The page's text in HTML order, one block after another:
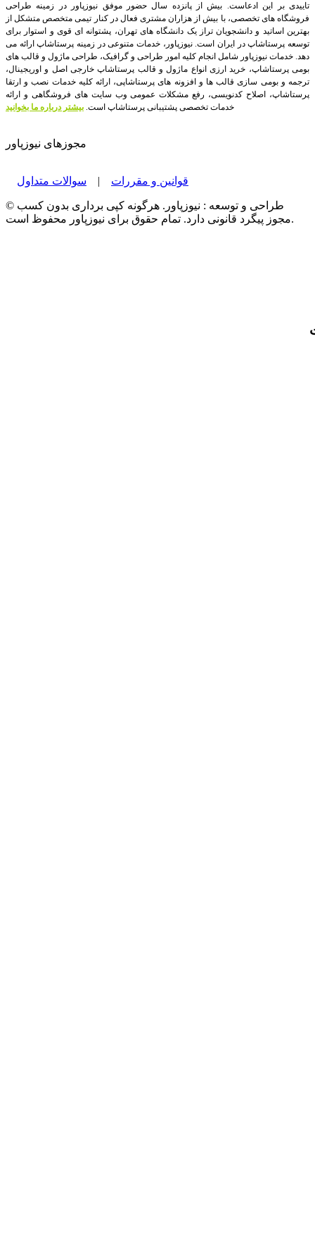
تاییدی بر این ادعاست. بیش از پانزده سال حضور موفق نیوزپاور در زمینه طراحی
فروشگاه های تخصصی، با بیش از هزاران مشتری فعال در کنار تیمی متخصص متشکل از
بهترین اساتید و دانشجویان تراز یک دانشگاه های تهران، پشتوانه ای قوی و استوار برای
توسعه پرستاشاپ در ایران است.نیوزپاور، خدمات متنوعی در زمینه پرستاشاپ ارائه می
دهد. خدمات نیوزپاور شامل انجام کلیه امور طراحی و گرافیک، طراحی ماژول و قالب های
بومی پرستاشاپ، خرید ارزی انواع ماژول و قالب پرستاشاپ خارجی اصل و اوریجینال،
ترجمه و بومی سازی قالب ها و افزونه های پرستاشاپی، ارائه کلیه خدمات نصب و ارتقا
پرستاشاپ، اصلاح کدنویسی، رفع مشکلات عمومی وب سایت های فروشگاهی و ارائه
خدمات تخصصی پشتیبانی پرستاشاپ است. بیشتر درباره ما بخوانید
مجوزهای نیوزپاور
قوانین و مقررات | سوالات متداول
© طراحی و توسعه : نیوزپاور. هرگونه کپی برداری بدون کسب
مجوز پیگرد قانونی دارد. تمام حقوق برای نیوزپاور محفوظ است.